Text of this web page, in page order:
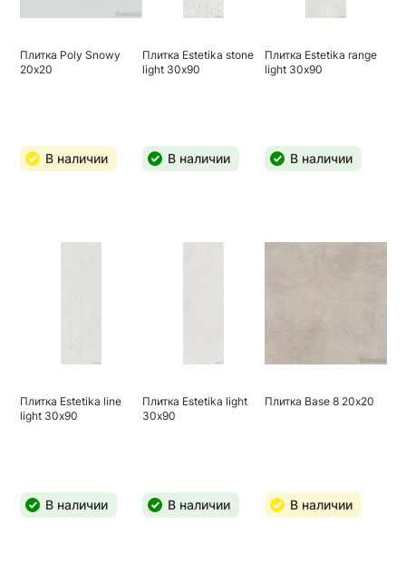
Плитка Poly Snowy
20х20
В наличии
Плитка Estetika stone
light 30х90
В наличии
Плитка Estetika range
light 30х90
В наличии
Плитка Estetika line
light 30х90
В наличии
Плитка Estetika light
30х90
В наличии
Плитка Base 8 20х20
В наличии